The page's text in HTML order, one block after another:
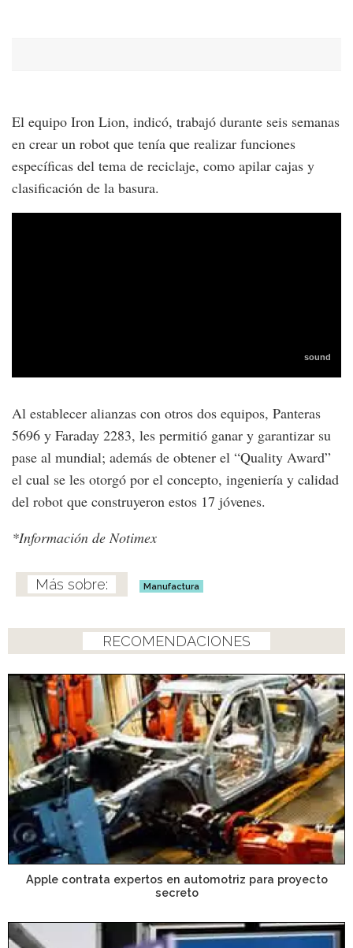
El equipo Iron Lion, indicó, trabajó durante seis semanas
en crear un robot que tenía que realizar funciones
específicas del tema de reciclaje, como apilar cajas y
clasificación de la basura.
Al establecer alianzas con otros dos equipos, Panteras
5696 y Faraday 2283, les permitió ganar y garantizar su
pase al mundial; además de obtener el “Quality Award”
el cual se les otorgó por el concepto, ingeniería y calidad
del robot que construyeron estos 17 jóvenes.
*Información de Notimex
Manufactura
RECOMENDACIONES
Apple contrata expertos en automotriz para proyecto
secreto